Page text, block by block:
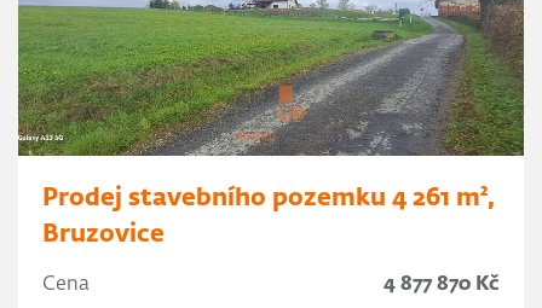
Prodej stavebního pozemku 4 261 m²,
Bruzovice
Cena 4 877 870 Kč